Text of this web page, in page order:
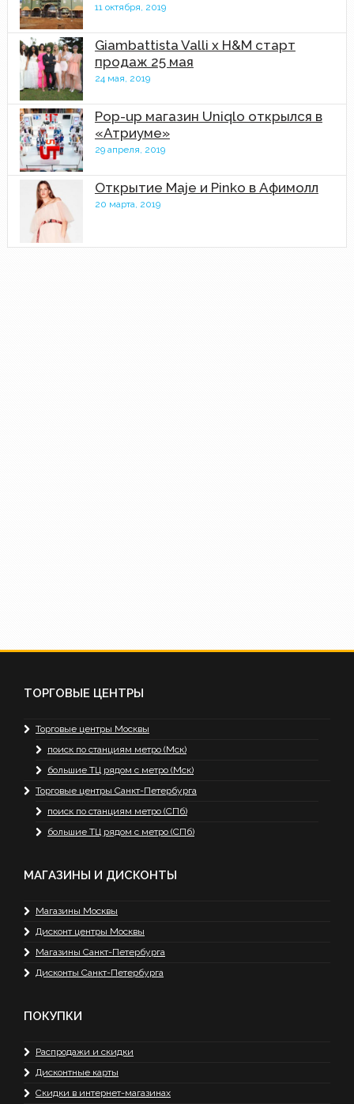
11 октября, 2019
Giambattista Valli x H&M старт
продаж 25 мая
24 мая, 2019
Pop-up магазин Uniqlo открылся в
«Атриуме»
29 апреля, 2019
Открытие Maje и Pinko в Афимолл
20 марта, 2019
ТОРГОВЫЕ ЦЕНТРЫ
Торговые центры Москвы
поиск по станциям метро (Мск)
большие ТЦ рядом с метро (Мск)
Торговые центры Санкт-Петербурга
поиск по станциям метро (СПб)
большие ТЦ рядом с метро (СПб)
МАГАЗИНЫ И ДИСКОНТЫ
Магазины Москвы
Дисконт центры Москвы
Магазины Санкт-Петербурга
Дисконты Санкт-Петербурга
ПОКУПКИ
Распродажи и скидки
Дисконтные карты
Скидки в интернет-магазинах